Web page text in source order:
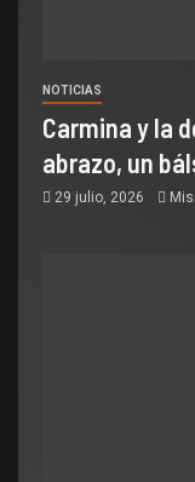
NOTICIAS
Carmina y la
abrazo, un
29 julio, 2026